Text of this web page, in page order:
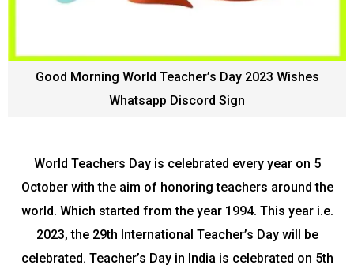
Good Morning World Teacher’s Day 2023 Wishes
Whatsapp Discord Sign
World Teachers Day is celebrated every year on 5
October with the aim of honoring teachers around the
world. Which started from the year 1994. This year i.e.
2023, the 29th International Teacher’s Day will be
celebrated. Teacher’s Day in India is celebrated on 5th